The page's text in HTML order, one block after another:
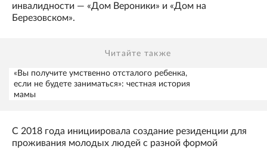
инвалидности — «Дом Вероники» и «Дом на
Березовском».
Читайте также
«Вы получите умственно отсталого ребенка,
если не будете заниматься»: честная история
мамы
С 2018 года инициировала создание резиденции для
проживания молодых людей с разной формой